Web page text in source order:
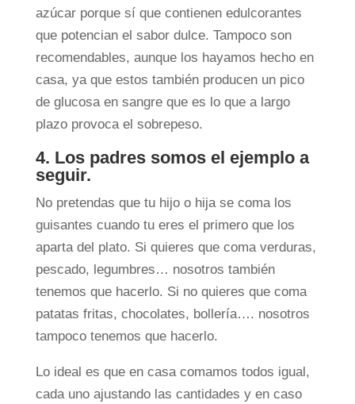
azúcar porque sí que contienen edulcorantes
que potencian el sabor dulce. Tampoco son
recomendables, aunque los hayamos hecho en
casa, ya que estos también producen un pico
de glucosa en sangre que es lo que a largo
plazo provoca el sobrepeso.
4. Los padres somos el ejemplo a
seguir.
No pretendas que tu hijo o hija se coma los
guisantes cuando tu eres el primero que los
aparta del plato. Si quieres que coma verduras,
pescado, legumbres… nosotros también
tenemos que hacerlo. Si no quieres que coma
patatas fritas, chocolates, bollería…. nosotros
tampoco tenemos que hacerlo.
Lo ideal es que en casa comamos todos igual,
cada uno ajustando las cantidades y en caso